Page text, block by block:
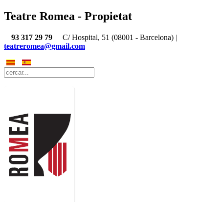
Teatre Romea - Propietat
93 317 29 79 |
C/ Hospital, 51 (08001 - Barcelona) |
teatreromea@gmail.com